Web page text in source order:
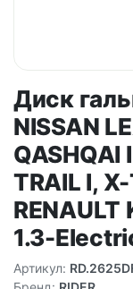
Диск
NISSAN
QASHQAI
TRAIL I,
RENAULT
1.3-
Артикул: